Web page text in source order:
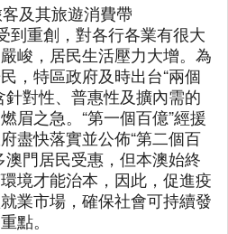
及其旅遊消費帶
到重創，對各行各業有很大
峻，居民生活壓力大增。為
，特區政府及時出台“兩個
對性、普惠性及擴內需的
眉之急。“第一個百億”經援
盡快落實並公佈“第二個百
門居民受惠，但本澳始終
境才能治本，因此，促進疫
業市場，確保社會可持續發
點。